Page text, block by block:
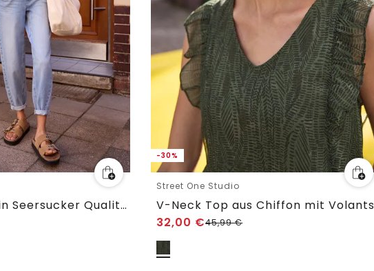
Langarm Bluse in Seersucker Qualität
-30%
Street One Studio
V-Neck Top aus Chiffon mit Volants
32,00 €45,99€